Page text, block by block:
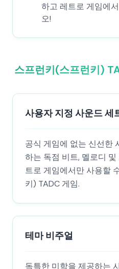
하고 레트로 게임에
오!
스프런키(스프런키)
사용자 지정 사운드 세
공식 게임에 없는 신선한
하는 독점 비트, 멜로디
트로 게임에서만 사용할
키) TADC 게임.
테마 비주얼
독특한 미학을 제공하는